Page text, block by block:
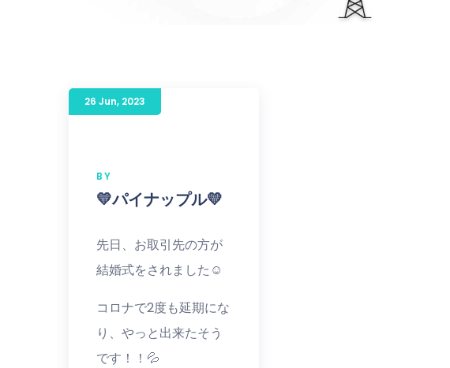
26 Jun, 2023
BY
💛パイナップル💛
先日、お取引先の方が
結婚式をされました☺️
コロナで2度も延期にな
り、やっと出来たそう
です！！💦